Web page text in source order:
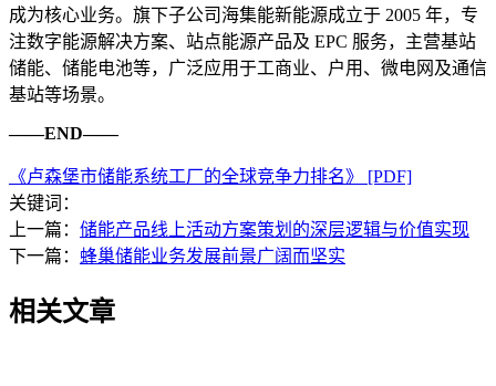
成为核心业务。旗下子公司海集能新能源成立于 2005 年，专
注数字能源解决方案、站点能源产品及 EPC 服务，主营基站
储能、储能电池等，广泛应用于工商业、户用、微电网及通信
基站等场景。
——END——
《卢森堡市储能系统工厂的全球竞争力排名》 [PDF]
关键词：
上一篇： 储能产品线上活动方案策划的深层逻辑与价值实现
下一篇： 蜂巢储能业务发展前景广阔而坚实
相关文章